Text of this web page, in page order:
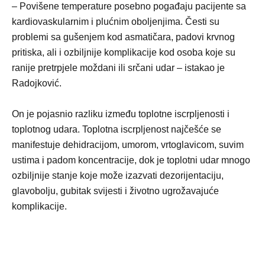
– Povišene temperature posebno pogađaju pacijente sa
kardiovaskularnim i plućnim oboljenjima. Česti su
problemi sa gušenjem kod asmatičara, padovi krvnog
pritiska, ali i ozbiljnije komplikacije kod osoba koje su
ranije pretrpjele moždani ili srčani udar – istakao je
Radojković.
On je pojasnio razliku između toplotne iscrpljenosti i
toplotnog udara. Toplotna iscrpljenost najčešće se
manifestuje dehidracijom, umorom, vrtoglavicom, suvim
ustima i padom koncentracije, dok je toplotni udar mnogo
ozbiljnije stanje koje može izazvati dezorijentaciju,
glavobolju, gubitak svijesti i životno ugrožavajuće
komplikacije.